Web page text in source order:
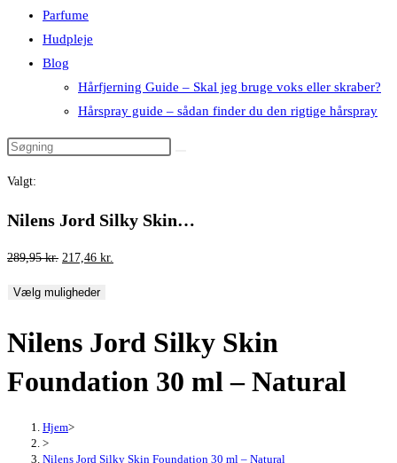
Parfume
Hudpleje
Blog
Hårfjerning Guide – Skal jeg bruge voks eller skraber?
Hårspray guide – sådan finder du den rigtige hårspray
Valgt:
Nilens Jord Silky Skin…
289,95kr. Den
pris
289,95 kr..
217,46 kr.
217,46 kr..
Vælg muligheder
Nilens Jord Silky Skin
Foundation 30 ml – Natural
Hjem>
>
Nilens Jord Silky Skin Foundation 30 ml – Natural